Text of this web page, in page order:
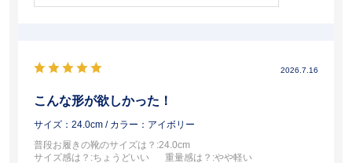
2026.7.16
こんな形が欲しかった！
サイズ：24.0cm / カラー：アイボリー
普段お履きの靴のサイズは？ :24.0cm
サイズ感は？ :ちょうどいい 重量感は？ :やや軽い